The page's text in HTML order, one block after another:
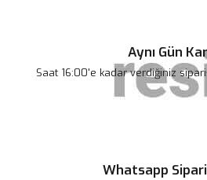
Ürün bilgilerinde hatalar bulunuyor.
Ürün fiyatı diğer sitelerden daha pahalı.
Aynı Gün
Saat 16:00'e kadar verdiğiniz
Whatsapp